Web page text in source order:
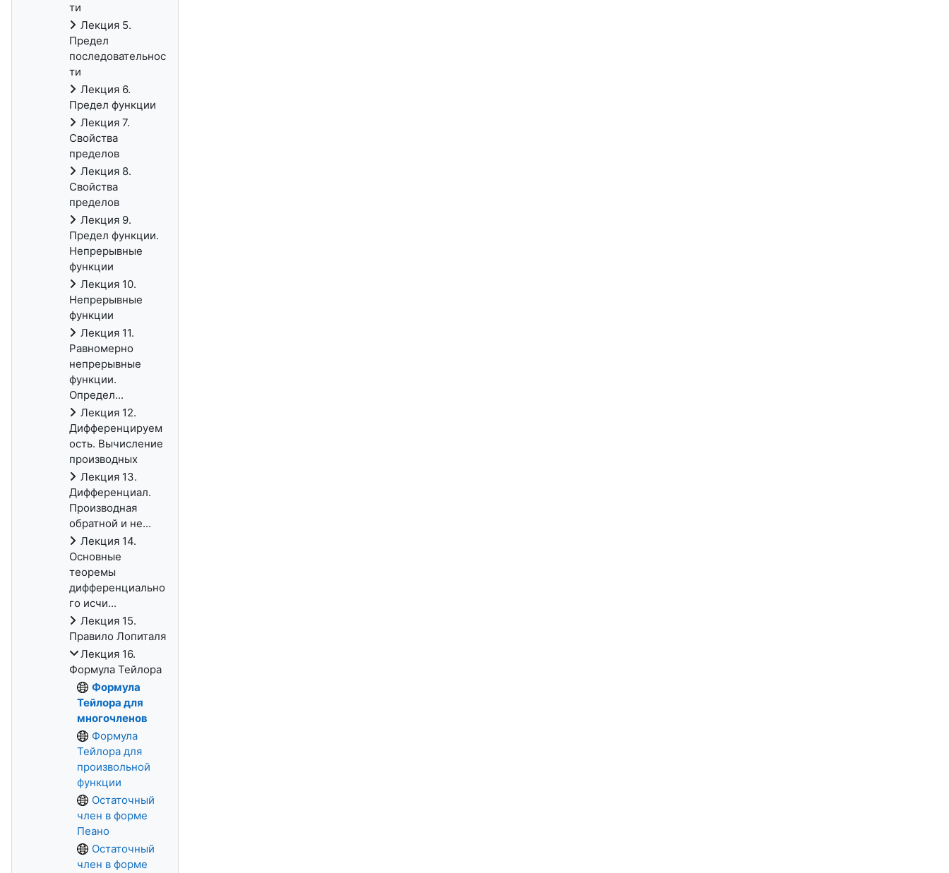
ти
Лекция 5.
Предел
последовательнос
ти
Лекция 6.
Предел функции
Лекция 7.
Свойства
пределов
Лекция 8.
Свойства
пределов
Лекция 9.
Предел функции.
Непрерывные
функции
Лекция 10.
Непрерывные
функции
Лекция 11.
Равномерно
непрерывные
функции.
Определ...
Лекция 12.
Дифференцируем
ость. Вычисление
производных
Лекция 13.
Дифференциал.
Производная
обратной и не...
Лекция 14.
Основные
теоремы
дифференциально
го исчи...
Лекция 15.
Правило Лопиталя
Лекция 16.
Формула Тейлора
Формула
Тейлора для
многочленов
Формула
Тейлора для
произвольной
функции
Остаточный
член в форме
Пеано
Остаточный
член в форме